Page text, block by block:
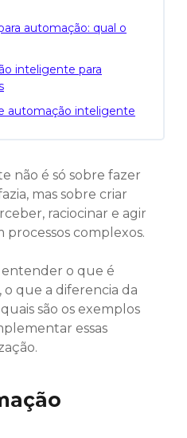
automação: qual o
inteligente para
automação inteligente
não é só sobre fazer
mas sobre criar
raciocinar e agir
complexos.
o que é
que a diferencia da
são os exemplos
essas